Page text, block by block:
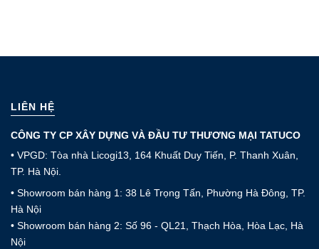
LIÊN HỆ
CÔNG TY CP XÂY DỰNG VÀ ĐẦU TƯ THƯƠNG MẠI TATUCO
• VPGD: Tòa nhà Licogi13, 164 Khuất Duy Tiến, P. Thanh Xuân,
TP. Hà Nội.
• Showroom bán hàng 1: 38 Lê Trọng Tấn, Phường Hà Đông, TP.
Hà Nội
• Showroom bán hàng 2: Số 96 - QL21, Thạch Hòa, Hòa Lạc, Hà
Nội